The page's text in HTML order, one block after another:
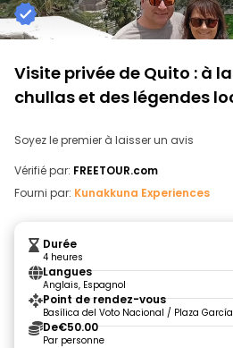
Visite privée de Quito : à
chullas et des légendes
Soyez le premier à laisser un avis
Vérifié par: FREETOUR.com
Fourni par: Kunakkuna Experiences
Durée
4 heures
Langues
Anglais, Espagnol
Point de rendez-vous
Basílica del Voto Nacional / Plaza
De€50.00
Par personne